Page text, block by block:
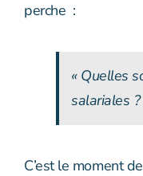
perche :
« Quelles
salariales ?
C’est le moment